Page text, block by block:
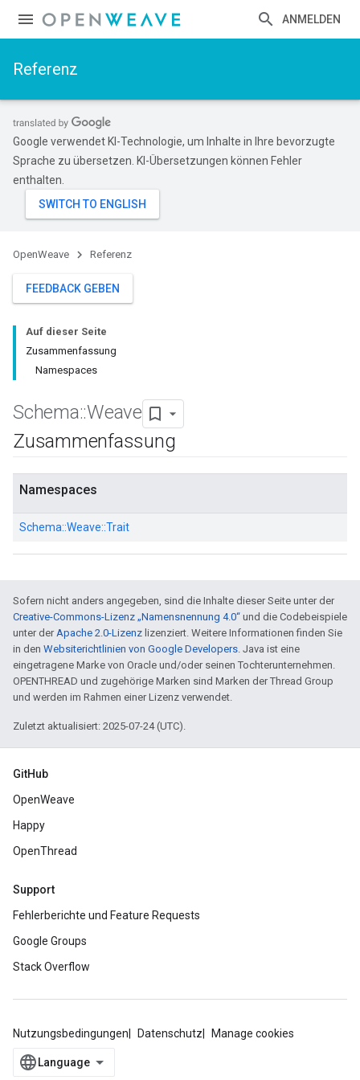
ANMELDEN
Referenz
Google verwendet KI-Technologie, um Inhalte in Ihre bevorzugte
Sprache zu übersetzen. KI-Übersetzungen können Fehler
enthalten.
OpenWeave Referenz
FEEDBACK GEBEN
Auf dieser Seite
Zusammenfassung
Namespaces
Schema::Weave
Zusammenfassung
Namespaces
Schema::Weave::Trait
Sofern nicht anders angegeben, sind die Inhalte dieser Seite unter der
Creative-Commons-Lizenz „Namensnennung 4.0“ und die Codebeispiele
unter derApache 2.0-Lizenz lizenziert. Weitere Informationen finden Sie
in den Websiterichtlinien von Google Developers. Java ist eine
eingetragene Marke von Oracle und/oder seinen Tochterunternehmen.
OPENTHREAD und zugehörige Marken sind Marken der Thread Group
und werden im Rahmen einer Lizenz verwendet.
Zuletzt aktualisiert: 2025-07-24 (UTC).
GitHub
OpenWeave
Happy
OpenThread
Support
Fehlerberichte und Feature Requests
Google Groups
Stack Overflow
Nutzungsbedingungen Datenschutz Manage cookies